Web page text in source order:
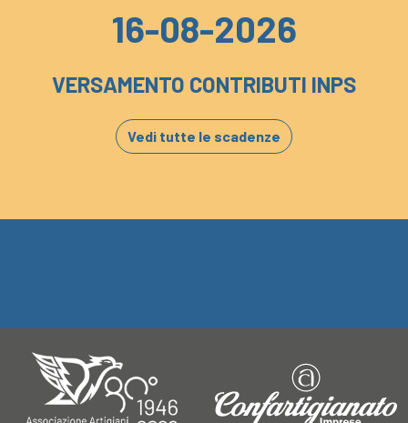
16-08-2026
VERSAMENTO CONTRIBUTI INPS
Vedi tutte le scadenze